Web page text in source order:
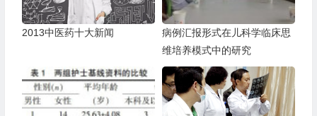
2013中医药十大新闻
病例汇报形式在儿科学临床思
维培养模式中的研究